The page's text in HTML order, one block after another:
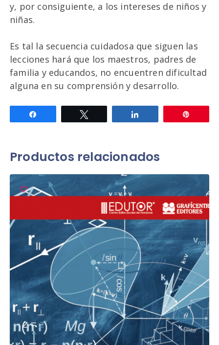
y, por consiguiente, a los intereses de niños y
niñas.
Es tal la secuencia cuidadosa que siguen las
lecciones hará que los maestros, padres de
familia y educandos, no encuentren dificultad
alguna en su comprensión y desarrollo.
Productos relacionados